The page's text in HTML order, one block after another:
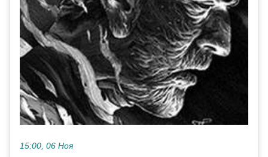
15:00, 06 Ноя